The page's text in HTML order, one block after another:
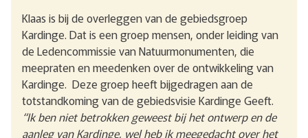
Klaas is bij de overleggen van de gebiedsgroep
Kardinge. Dat is een groep mensen, onder leiding van
de Ledencommissie van Natuurmonumenten, die
meepraten en meedenken over de ontwikkeling van
Kardinge. Deze groep heeft bijgedragen aan de
totstandkoming van de gebiedsvisie Kardinge Geeft.
“Ik ben niet betrokken geweest bij het ontwerp en de
aanleg van Kardinge, wel heb ik meegedacht over het